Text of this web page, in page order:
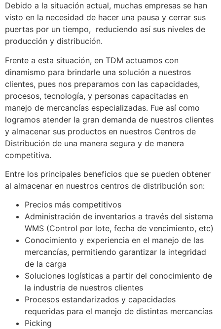
Debido a la situación actual, muchas empresas se han
visto en la necesidad de hacer una pausa y cerrar sus
puertas por un tiempo, reduciendo así sus niveles de
producción y distribución.
Frente a esta situación, en TDM actuamos con
dinamismo para brindarle una solución a nuestros
clientes, pues nos preparamos con las capacidades,
procesos, tecnología, y personas capacitadas en
manejo de mercancías especializadas. Fue así como
logramos atender la gran demanda de nuestros clientes
y almacenar sus productos en nuestros Centros de
Distribución de una manera segura y de manera
competitiva.
Entre los principales beneficios que se pueden obtener
al almacenar en nuestros centros de distribución son:
Precios más competitivos
Administración de inventarios a través del sistema
WMS (Control por lote, fecha de vencimiento, etc)
Conocimiento y experiencia en el manejo de las
mercancías, permitiendo garantizar la integridad
de la carga
Soluciones logísticas a partir del conocimiento de
la industria de nuestros clientes
Procesos estandarizados y capacidades
requeridas para el manejo de distintas mercancías
Picking